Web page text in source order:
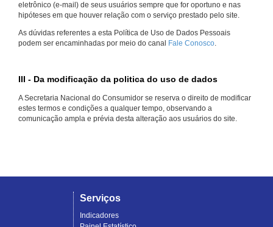
eletrônico (e-mail) de seus usuários sempre que for oportuno e nas
hipóteses em que houver relação com o serviço prestado pelo site.
As dúvidas referentes a esta Política de Uso de Dados Pessoais
podem ser encaminhadas por meio do canal Fale Conosco.
III - Da modificação da politica do uso de dados
A Secretaria Nacional do Consumidor se reserva o direito de modificar
estes termos e condições a qualquer tempo, observando a
comunicação ampla e prévia desta alteração aos usuários do site.
Serviços
Indicadores